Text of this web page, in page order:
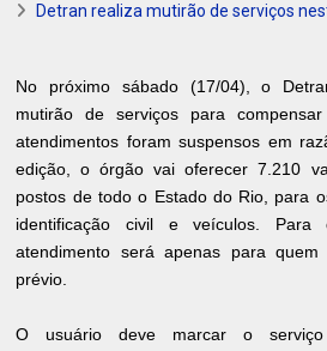
Detran realiza mutirão de serviços
No próximo sábado (17/04), o
mutirão de serviços para
atendimentos foram suspensos em
edição, o órgão vai oferecer 7.210
postos de todo o Estado do Rio, para
identificação civil e veículos. Para
atendimento será apenas para
prévio.
O usuário deve marcar o